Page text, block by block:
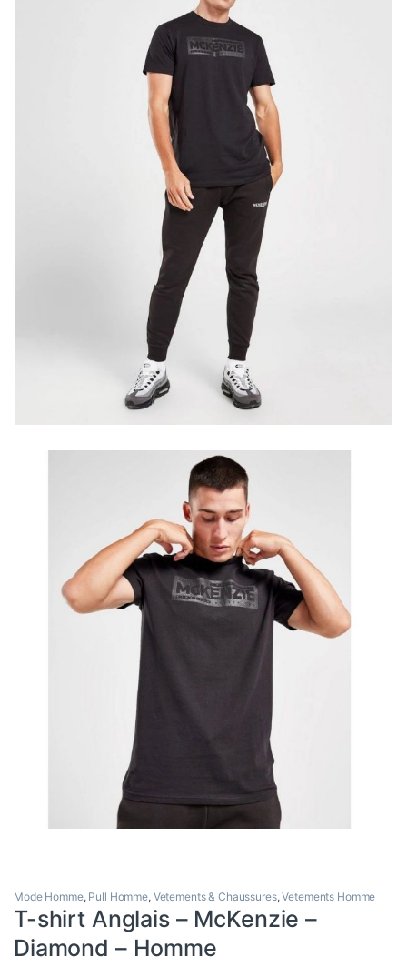
Mode Homme, Pull Homme, Vetements & Chaussures,Vetements Homme
T-shirt Anglais – McKenzie –
Diamond – Homme